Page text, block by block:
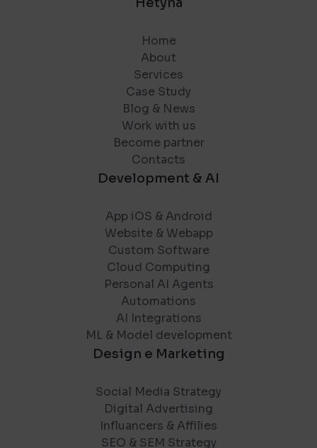
Home
About
Services
Case Study
Blog & News
Work with us
Become partner
Contacts
Development & AI
App iOS & Android
Website & Webapp
Custom Software
Cloud Computing
Personal AI Agents
Automations
AI Integrations
ML & Model development
Design e Marketing
Social Media Strategy
Digital Advertising
Influancers & Affilies
SEO & SEM Strategy